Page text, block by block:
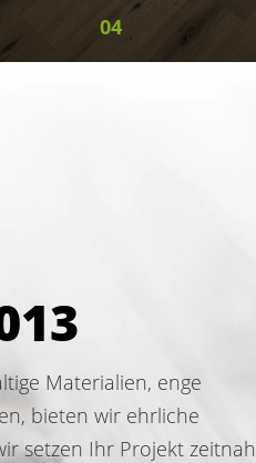
Materialien, enge
bieten wir ehrliche
setzen Ihr Projekt zeitnah